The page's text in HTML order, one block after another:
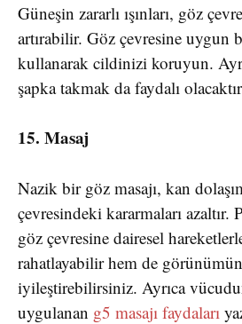
Güneşin zararlı ışınları, göz
artırabilir. Göz çevresine uygun
kullanarak cildinizi koruyun.
şapka takmak da faydalı
15. Masaj
Nazik bir göz masajı, kan
çevresindeki kararmaları azaltır.
göz çevresine dairesel
rahatlayabilir hem de
iyileştirebilirsiniz. Ayrıca
uygulanan g5 masajı faydaları